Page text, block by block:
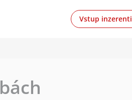
Vstup inzerenti